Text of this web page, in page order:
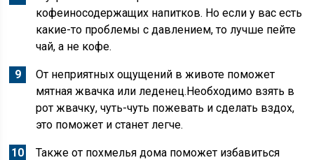
кофеиносодержащих напитков. Но если у вас есть
какие-то проблемы с давлением, то лучше пейте
чай, а не кофе.
От неприятных ощущений в животе поможет
мятная жвачка или леденец.Необходимо взять в
рот жвачку, чуть-чуть пожевать и сделать вздох,
это поможет и станет легче.
Также от похмелья дома поможет избавиться